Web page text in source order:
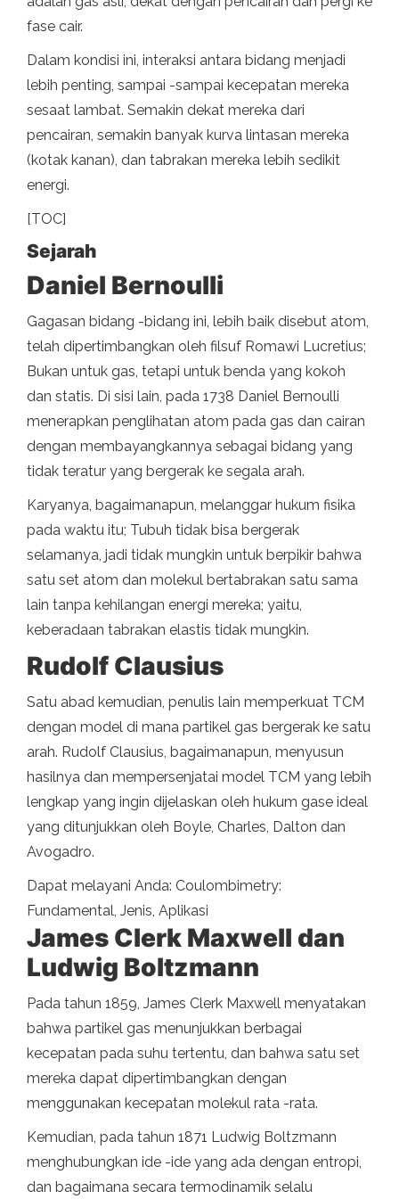
fase cair.
Dalam kondisi ini, interaksi antara bidang menjadi
lebih penting, sampai -sampai kecepatan mereka
sesaat lambat. Semakin dekat mereka dari
pencairan, semakin banyak kurva lintasan mereka
(kotak kanan), dan tabrakan mereka lebih sedikit
energi.
[TOC]
Sejarah
Daniel Bernoulli
Gagasan bidang -bidang ini, lebih baik disebut atom,
telah dipertimbangkan oleh filsuf Romawi Lucretius;
Bukan untuk gas, tetapi untuk benda yang kokoh
dan statis. Di sisi lain, pada 1738 Daniel Bernoulli
menerapkan penglihatan atom pada gas dan cairan
dengan membayangkannya sebagai bidang yang
tidak teratur yang bergerak ke segala arah.
Karyanya, bagaimanapun, melanggar hukum fisika
pada waktu itu; Tubuh tidak bisa bergerak
selamanya, jadi tidak mungkin untuk berpikir bahwa
satu set atom dan molekul bertabrakan satu sama
lain tanpa kehilangan energi mereka; yaitu,
keberadaan tabrakan elastis tidak mungkin.
Rudolf Clausius
Satu abad kemudian, penulis lain memperkuat TCM
dengan model di mana partikel gas bergerak ke satu
arah. Rudolf Clausius, bagaimanapun, menyusun
hasilnya dan mempersenjatai model TCM yang lebih
lengkap yang ingin dijelaskan oleh hukum gase ideal
yang ditunjukkan oleh Boyle, Charles, Dalton dan
Avogadro.
Dapat melayani Anda: Coulombimetry:
Fundamental, Jenis, Aplikasi
James Clerk Maxwell dan
Ludwig Boltzmann
Pada tahun 1859, James Clerk Maxwell menyatakan
bahwa partikel gas menunjukkan berbagai
kecepatan pada suhu tertentu, dan bahwa satu set
mereka dapat dipertimbangkan dengan
menggunakan kecepatan molekul rata -rata.
Kemudian, pada tahun 1871 Ludwig Boltzmann
menghubungkan ide -ide yang ada dengan entropi,
dan bagaimana secara termodinamik selalu